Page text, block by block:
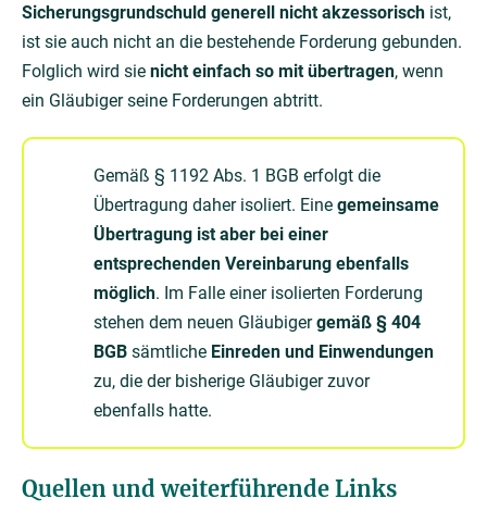
Sicherungsgrundschuld generell nicht akzessorisch ist,
ist sie auch nicht an die bestehende Forderung gebunden.
Folglich wird sie nicht einfach so mit übertragen, wenn
ein Gläubiger seine Forderungen abtritt.
Gemäß § 1192 Abs. 1 BGB erfolgt die
Übertragung daher isoliert. Eine gemeinsame
Übertragung ist aber bei einer
entsprechenden Vereinbarung ebenfalls
möglich. Im Falle einer isolierten Forderung
stehen dem neuen Gläubigergemäß § 404
BGB sämtliche Einreden und Einwendungen
zu, die der bisherige Gläubiger zuvor
ebenfalls hatte.
Quellen und weiterführende Links